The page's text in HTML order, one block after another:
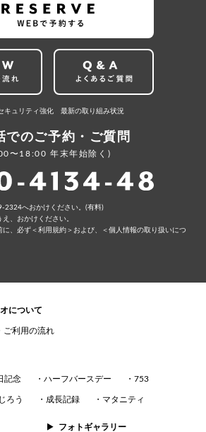
キュリティ強化 最新の取り組み状況
でのご予約・ご質問
〜18:00 年末年始除く)
2324へおかけください。(有料)
、おかけください。
に、必ず ＜利⽤規約＞ および、
＜個⼈情報の取り扱いにつ
について
ご利用の流れ
記念 ハーフバースデー 753
ろう 成長記録 マタニティ
フォトギャラリー